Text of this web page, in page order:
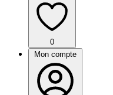
0
Mon compte